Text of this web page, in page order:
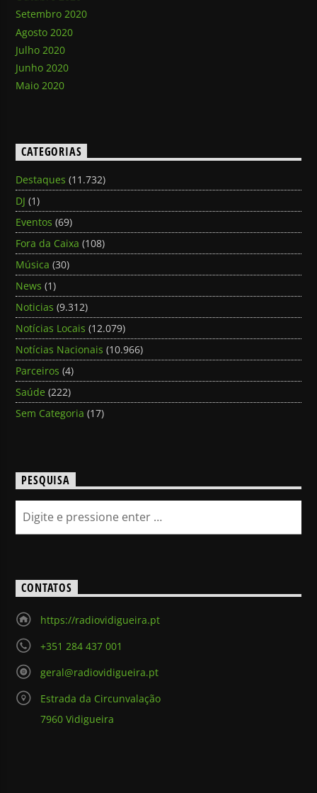
Setembro 2020
Agosto 2020
Julho 2020
Junho 2020
Maio 2020
CATEGORIAS
Destaques (11.732)
DJ (1)
Eventos (69)
Fora da Caixa (108)
Música (30)
News (1)
Noticias (9.312)
Notícias Locais (12.079)
Notícias Nacionais (10.966)
Parceiros (4)
Saúde (222)
Sem Categoria (17)
PESQUISA
CONTATOS
https://radiovidigueira.pt
+351 284 437 001
geral@radiovidigueira.pt
Estrada da Circunvalação
7960 Vidigueira